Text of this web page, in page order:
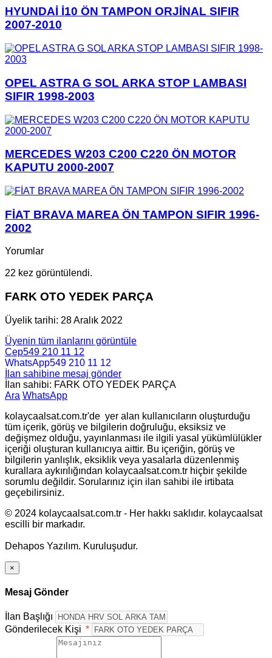
HYUNDAİ İ10 ÖN TAMPON ORJİNAL SIFIR
2007-2010
OPEL ASTRA G SOL ARKA STOP LAMBASI
SIFIR 1998-2003
MERCEDES W203 C200 C220 ÖN MOTOR
KAPUTU 2000-2007
FİAT BRAVA MAREA ÖN TAMPON SIFIR 1996-
2002
Yorumlar
22 kez görüntülendi.
FARK OTO YEDEK PARÇA
Üyelik tarihi: 28 Aralık 2022
Üyenin tüm ilanlarını görüntüle
Cep549 210 11 12
WhatsApp549 210 11 12
İlan sahibine mesaj gönder
İlan sahibi: FARK OTO YEDEK PARÇA
Ara WhatsApp
kolaycaalsat.com.tr'de yer alan kullanıcıların oluşturduğu
tüm içerik, görüş ve bilgilerin doğruluğu, eksiksiz ve
değişmez olduğu, yayınlanması ile ilgili yasal yükümlülükler
içeriği oluşturan kullanıcıya aittir. Bu içeriğin, görüş ve
bilgilerin yanlışlık, eksiklik veya yasalarla düzenlenmiş
kurallara aykırılığından kolaycaalsat.com.tr hiçbir şekilde
sorumlu değildir. Sorularınız için ilan sahibi ile irtibata
geçebilirsiniz.
© 2024 kolaycaalsat.com.tr - Her hakkı saklıdır. kolaycaalsat
escilli bir markadır.
Dehapos Yazılım. Kuruluşudur.
×
Mesaj Gönder
İlan Başlığı
Gönderilecek Kişi *